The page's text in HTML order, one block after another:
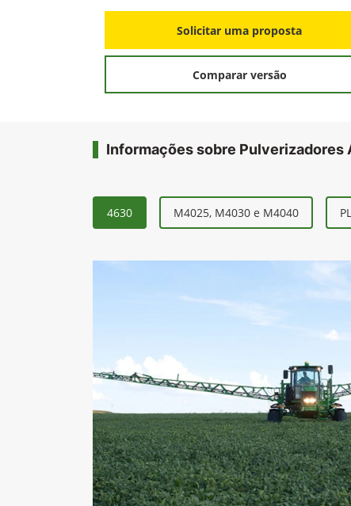
Solicitar uma proposta
Comparar versão
Informações sobre Pulverizadores
4630 M4025, M4030 e M4040